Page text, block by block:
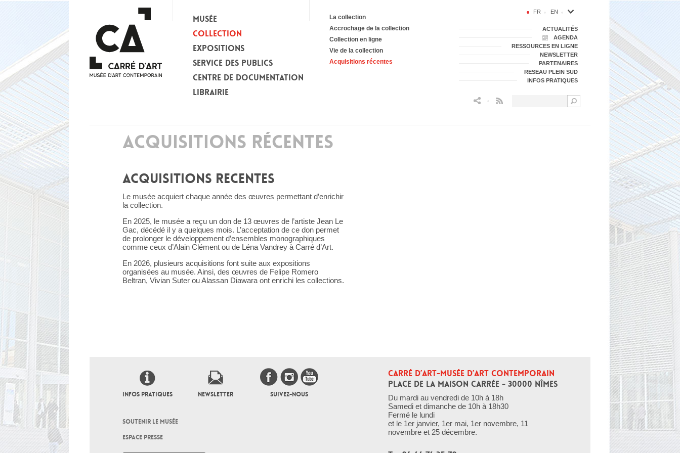
MUSÉE
COLLECTION
La collection
Accrochage de la collection
Collection en ligne
Vie de la collection
Acquisitions récentes
EXPOSITIONS
SERVICE DES PUBLICS
CENTRE DE DOCUMENTATION
LIBRAIRIE
FR EN
ACTUALITÉS
AGENDA
RESSOURCES EN LIGNE
NEWSLETTER
PARTENAIRES
RESEAU PLEIN SUD
INFOS PRATIQUES
ACQUISITIONS RÉCENTES
ACQUISITIONS RECENTES
Le musée acquiert chaque année des œuvres permettant d’enrichir
la collection.
En 2025, le musée a reçu un don de 13 œuvres de l’artiste Jean Le
Gac, décédé il y a quelques mois. L’acceptation de ce don permet
de prolonger le développement d’ensembles monographiques
comme ceux d’Alain Clément ou de Léna Vandrey à Carré d’Art.
En 2026, plusieurs acquisitions font suite aux expositions
organisées au musée. Ainsi, des œuvres de Felipe Romero
Beltran, Vivian Suter ou Alassan Diawara ont enrichi les collections.
INFOS PRATIQUES NEWSLETTER SUIVEZ-NOUS
SOUTENIR LE MUSÉE
ESPACE PRESSE
CARRÉ D’ART-MUSÉE D’ART CONTEMPORAIN
PLACE DE LA MAISON CARRÉE - 30000 NÎMES
Du mardi au vendredi de 10h à 18h
Samedi et dimanche de 10h à 18h30
Fermé le lundi
et le 1er janvier, 1er mai, 1er novembre, 11
novembre et 25 décembre.